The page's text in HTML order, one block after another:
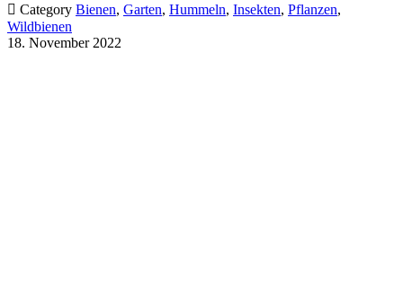
 Category Bienen, Garten, Hummeln, Insekten, Pflanzen,
Wildbienen
18. November 2022